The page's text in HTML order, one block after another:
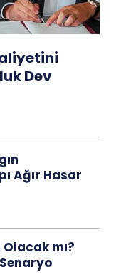
Dev
Ağır Hasar
mı?